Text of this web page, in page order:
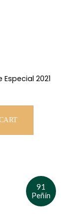
2021
91
Peñín